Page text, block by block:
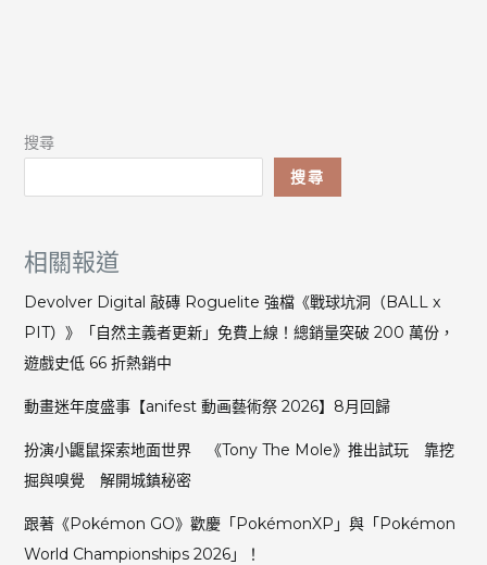
搜尋
搜尋
相關報道
Devolver Digital 敲磚 Roguelite 強檔《戰球坑洞（BALL x
PIT）》「自然主義者更新」免費上線！總銷量突破 200 萬份，
遊戲史低 66 折熱銷中
動畫迷年度盛事【anifest 動画藝術祭 2026】8月回歸
扮演小鼴鼠探索地面世界 《Tony The Mole》推出試玩 靠挖
掘與嗅覺 解開城鎮秘密
跟著《Pokémon GO》歡慶「PokémonXP」與「Pokémon
World Championships 2026」！